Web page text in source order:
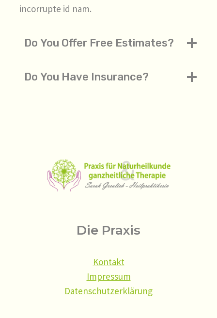
incorrupte id nam.
Do You Offer Free Estimates?
Do You Have Insurance?
Die Praxis
Kontakt
Impressum
Datenschutzerklärung